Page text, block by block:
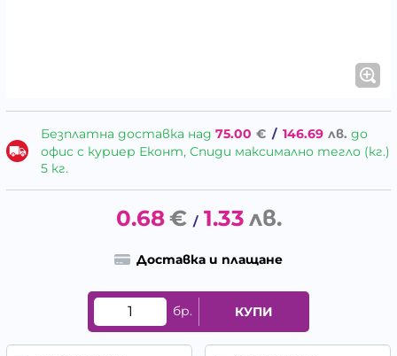
Безплатна доставка над 75.00 € / 146.69 лв. до
офис с куриер Еконт, Спиди максимално тегло (кг.)
5 кг.
0.68€ / 1.33 лв.
Доставка и плащане
бр. КУПИ